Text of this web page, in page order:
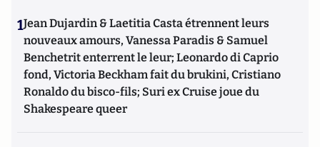
1Jean Dujardin & Laetitia Casta étrennent leurs
nouveaux amours, Vanessa Paradis & Samuel
Benchetrit enterrent le leur; Leonardo di Caprio
fond, Victoria Beckham fait du brukini, Cristiano
Ronaldo du bisco-fils; Suri ex Cruise joue du
Shakespeare queer